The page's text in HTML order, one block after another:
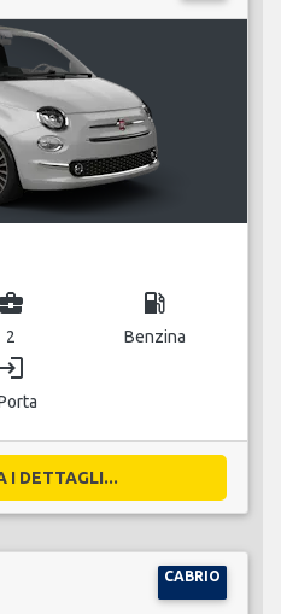
business_center
2
local_gas_station
Benzina
login
I DETTAGLI...
CABRIO